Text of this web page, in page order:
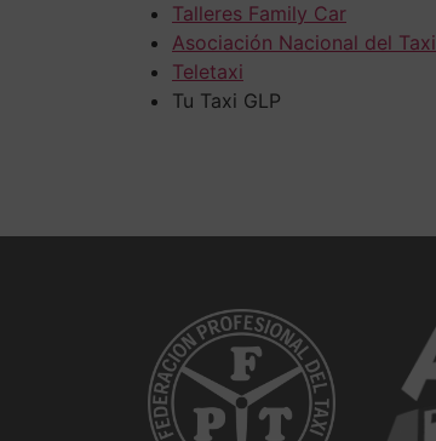
Talleres Family Car
Asociación Nacional del Taxi
Teletaxi
Tu Taxi GLP